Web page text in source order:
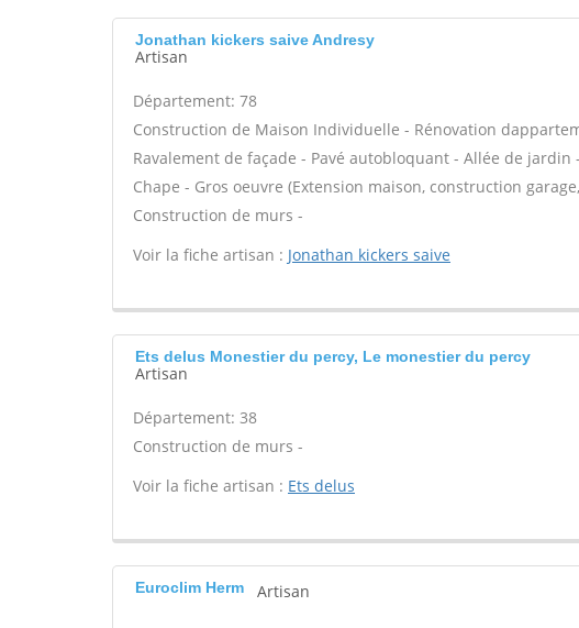
Jonathan kickers saive Andresy
Artisan
Département: 78
Construction de Maison Individuelle - Rénovation
Ravalement de façade - Pavé autobloquant - Allée de
Chape - Gros oeuvre (Extension maison, construction
Construction de murs -
Voir la fiche artisan : Jonathan kickers saive
Ets delus Monestier du percy, Le monestier du percy
Artisan
Département: 38
Construction de murs -
Voir la fiche artisan : Ets delus
Euroclim Herm Artisan